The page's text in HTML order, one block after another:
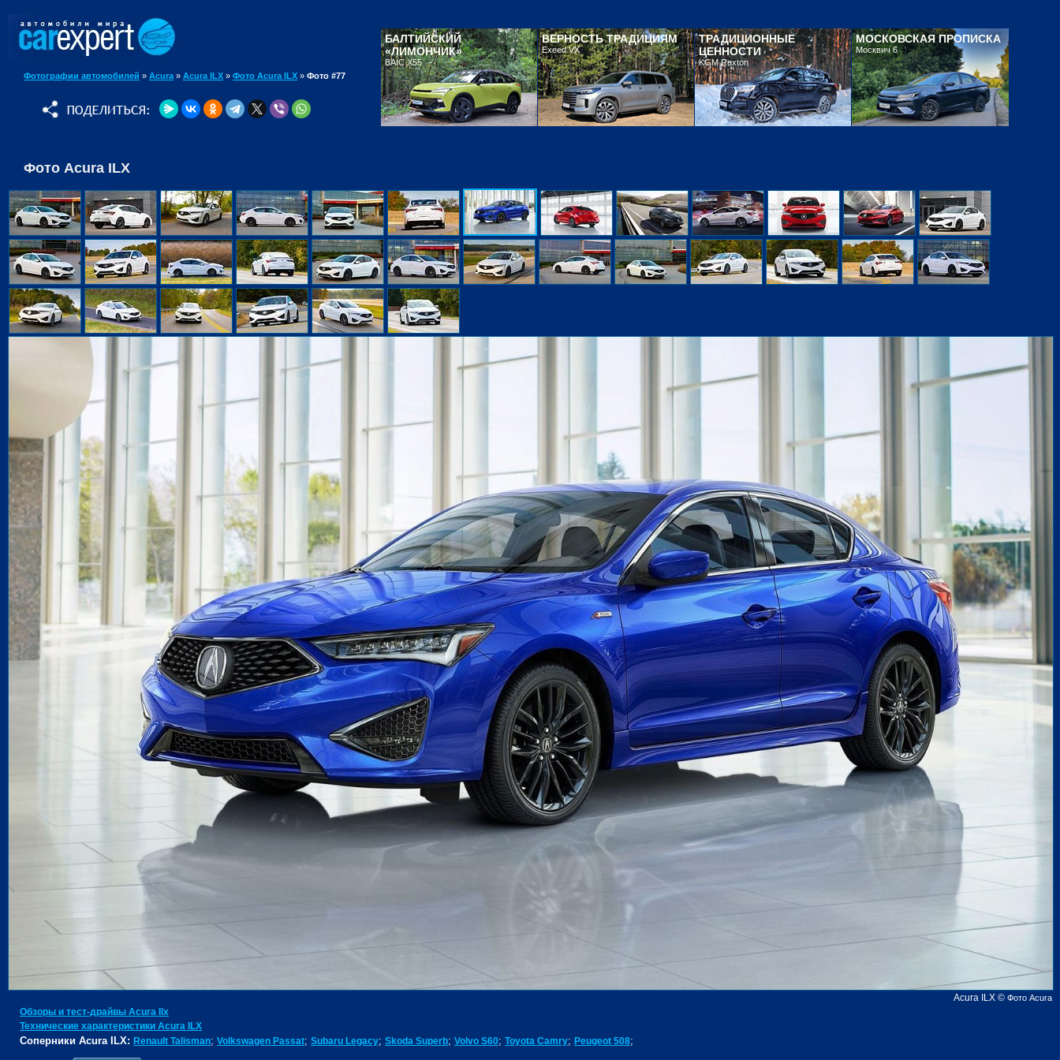
Фотографии автомобилей » Acura » Acura ILX » Фото Acura ILX » Фото #77
БАЛТИЙСКИЙ
«ЛИМОНЧИК»
BAIC X55
ВЕРНОСТЬ ТРАДИЦИЯМ
Exeed VX
ТРАДИЦИОННЫЕ
ЦЕННОСТИ
KGM Rexton
МОСКОВСКАЯ ПРОПИСКА
Москвич 6
Фото Acura ILX
Acura ILX © Фото Acura
Обзоры и тест-драйвы Acura Ilx
Технические характеристики Acura ILX
Соперники Acura ILX: Renault Talisman; Volkswagen Passat; Subaru Legacy; Skoda Superb; Volvo S60; Toyota Camry; Peugeot 508;